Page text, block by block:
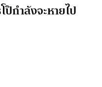
ป๊กำลังจะหายไป